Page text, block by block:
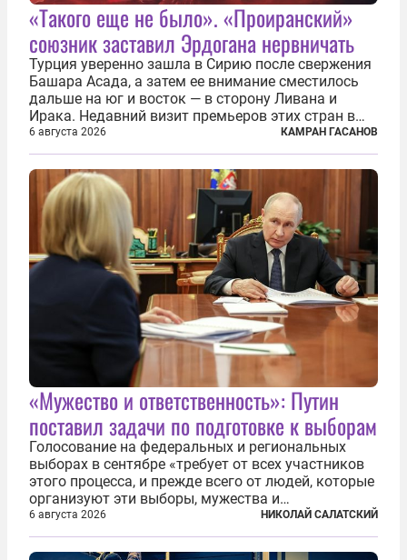
«Такого еще не было». «Проиранский»
союзник заставил Эрдогана нервничать
Турция уверенно зашла в Сирию после свержения
Башара Асада, а затем ее внимание сместилось
дальше на юг и восток — в сторону Ливана и
Ирака. Недавний визит премьеров этих стран в
Анкару, договоры об участии турецкой компании
TPAO в разработке нефти иракского Киркука и
«Дороги развития» подтверждают...
6 августа 2026 КАМРАН ГАСАНОВ
«Мужество и ответственность»: Путин
поставил задачи по подготовке к выборам
Голосование на федеральных и региональных
выборах в сентябре «требует от всех участников
этого процесса, и прежде всего от людей, которые
организуют эти выборы, мужества и
ответственного отношения к формированию
власти», — подчеркнул президент Владимир Путин
на состоявшейся 5 августа в Кремле...
6 августа 2026 НИКОЛАЙ САЛАТСКИЙ